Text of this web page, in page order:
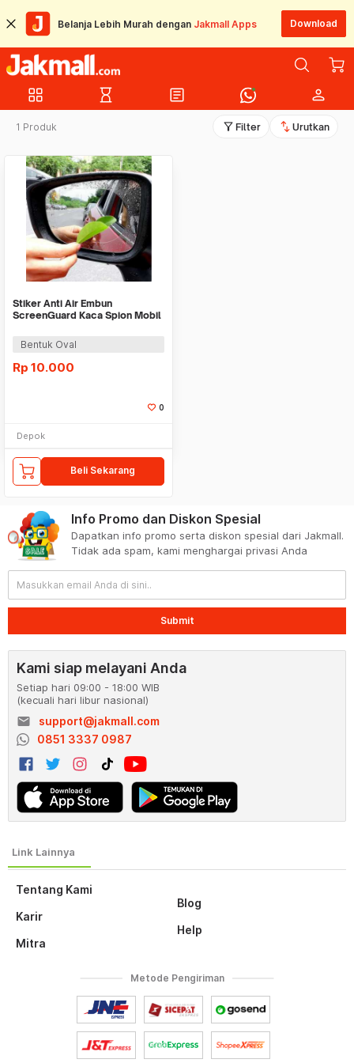
Belanja Lebih Murah dengan Jakmall Apps Download
grid_view hourglass_empty article person
1 Produk filter_alt Filter swap_vert Urutkan
Stiker Anti Air Embun
ScreenGuard Kaca Spion Mobil
Bentuk Oval
Rp 10.000
0
Depok
Beli Sekarang
Tentang Kami
Karir
Mitra
Blog
Help
Info Promo dan Diskon Spesial
Dapatkan info promo serta diskon spesial dari Jakmall.
Tidak ada spam, kami menghargai privasi Anda
Submit
Kami siap melayani Anda
Setiap hari 09:00 - 18:00 WIB
(kecuali hari libur nasional)
email
support@jakmall.com
0851 3337 0987
Metode Pengiriman